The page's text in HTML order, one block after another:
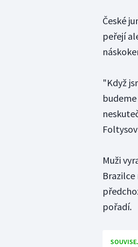
České
peřejí
"Když
Muži
pořadí.